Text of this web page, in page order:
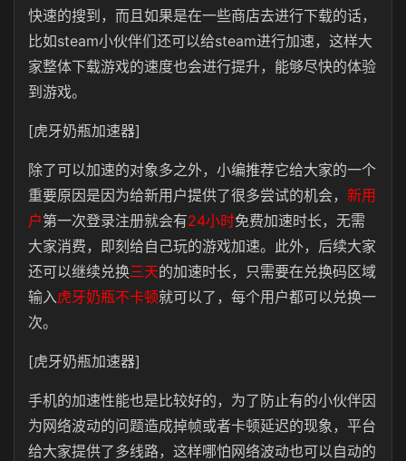
快速的搜到，而且如果是在一些商店去进行下载的话，
比如steam小伙伴们还可以给steam进行加速，这样大
家整体下载游戏的速度也会进行提升，能够尽快的体验
到游戏。
[虎牙奶瓶加速器]
除了可以加速的对象多之外，小编推荐它给大家的一个
重要原因是因为给新用户提供了很多尝试的机会， 新用
户第一次登录注册就会有24小时免费加速时长，无需
大家消费，即刻给自己玩的游戏加速。此外，后续大家
还可以继续兑换三天的加速时长，只需要在兑换码区域
输入虎牙奶瓶不卡顿就可以了，每个用户都可以兑换一
次。
[虎牙奶瓶加速器]
手机的加速性能也是比较好的，为了防止有的小伙伴因
为网络波动的问题造成掉帧或者卡顿延迟的现象，平台
给大家提供了多线路，这样哪怕网络波动也可以自动的